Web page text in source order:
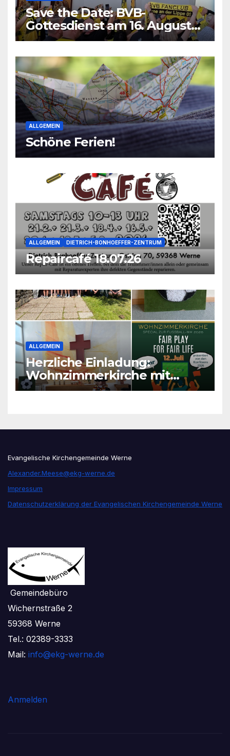
Save the Date: BVB-
Gottesdienst am 16. August
2026
ALLGEMEIN
Schöne Ferien!
ALLGEMEIN DIETRICH-BONHOEFFER-ZENTRUM
Repaircafé 18.07.26
ALLGEMEIN
Herzliche Einladung:
Wohnzimmerkirche mit
unseren Konfis
Evangelische Kirchengemeinde Werne
Alexander.Meese@ekg-werne.de
Impressum
Datenschutzerklärung der Evangelischen Kirchengemeinde Werne
Gemeindebüro
Wichernstraße 2
59368 Werne
Tel.: 02389-3333
Mail: info@ekg-werne.de
Anmelden